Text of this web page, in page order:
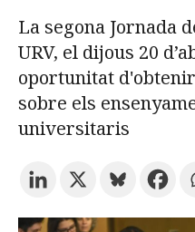
REPORTATGES
Més categories
La segona Jornada
URV, el dijous 20
oportunitat
sobre els
universitaris